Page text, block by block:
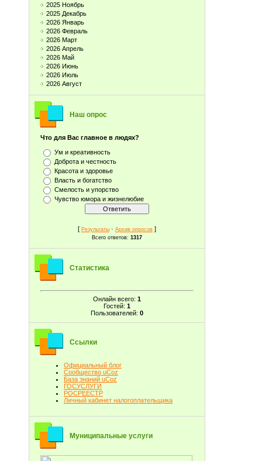
2025 Ноябрь
2025 Декабрь
2026 Январь
2026 Февраль
2026 Март
2026 Апрель
2026 Май
2026 Июнь
2026 Июль
2026 Август
Наш опрос
Что для Вас главное в людях?
Ум и креативность
Доброта и честность
Красота и здоровье
Власть и богатство
Смелость и упорство
Чувство юмора и жизнелюбие
[ Результаты · Архив опросов ]
Всего ответов: 1317
Статистика
Онлайн всего: 1
Гостей: 1
Пользователей: 0
Ссылки
Официальный блог
Сообщество uCoz
База знаний uCoz
ГОСУСЛУГИ
РОСРЕЕСТР
Личный кабинет налогоплательщика
Муниципальные услуги